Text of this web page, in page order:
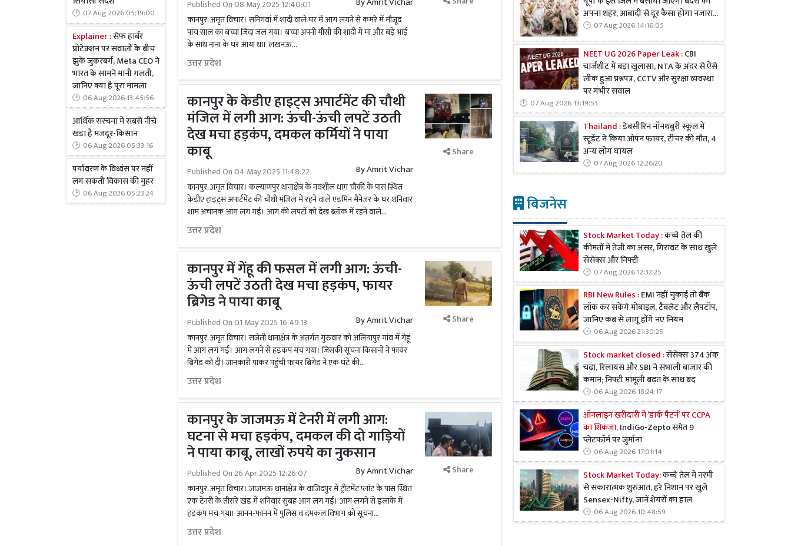
07 Aug 2026 05:19:00
Explainer :सेफ हार्बर
प्रोटेक्शन पर सवालों के बीच
झुके जुकरबर्ग, Meta CEO ने
भारत के सामने मानी गलती,
जानिए क्या है पूरा मामला
06 Aug 2026 13:45:56
आर्थिक संरचना में सबसे नीचे
खड़ा है मजदूर-किसान
06 Aug 2026 05:33:16
पर्यावरण के विध्वंस पर नहीं
लग सकती विकास की मुहर
06 Aug 2026 05:23:24
Published On08 May 2025 12:40:01
कानपुर, अमृत विचार। सनिगवां में शादी वाले घर में आग लगने से कमरे में मौजूद
पांच साल का बच्चा जिंदा जल गया। बच्चा अपनी मौसी की शादी में मां और बड़े भाई
के साथ नाना के घर आया था। लखनऊ...
उत्तर प्रदेश
कानपुर के केडीए हाइट्स अपार्टमेंट की चौथी
मंजिल में लगी आग: ऊंची-ऊंची लपटें उठती
देख मचा हड़कंप, दमकल कर्मियों ने पाया
काबू
Published On04 May 2025 11:48:22 ByAmrit Vichar
कानपुर, अमृत विचार। कल्याणपुर थानाक्षेत्र के नवशील धाम चौकी के पास स्थित
केडीए हाइट्स अपार्टमेंट की चौथी मंजिल में रहने वाले एडमिन मैनेजर के घर शनिवार
शाम अचानक आग लग गई। आग की लपटों को देख ब्लॉक में रहने वाले...
उत्तर प्रदेश
Share
कानपुर में गेंहू की फसल में लगी आग: ऊंची-
ऊंची लपटें उठती देख मचा हड़कंप, फायर
ब्रिगेड ने पाया काबू
Published On01 May 2025 16:49:13 ByAmrit Vichar
कानपुर, अमृत विचार। सजेती थानाक्षेत्र के अंतर्गत गुरुवार को अलियापुर गांव में गेहूं
में आग लग गई। आग लगने से हड़कंप मच गया। जिसकी सूचना किसानों ने फायर
ब्रिगेड को दी। जानकारी पाकर पहुंची फायर ब्रिगेड ने एक घंटे की...
उत्तर प्रदेश
Share
कानपुर के जाजमऊ में टेनरी में लगी आग:
घटना से मचा हड़कंप, दमकल की दो गाड़ियों
ने पाया काबू, लाखों रुपये का नुकसान
Published On 26 Apr 2025 12:26:07 ByAmrit Vichar
कानपुर, अमृत विचार। जाजमऊ थानाक्षेत्र के वाजिदपुर में ट्रीटमेंट प्लांट के पास स्थित
एक टेनरी के तीसरे खंड में शनिवार सुबह आग लग गई। आग लगने से इलाके में
हड़कंप मच गया। आनन-फानन में पुलिस व दमकल विभाग को सूचना...
उत्तर प्रदेश
Share
अपना शहर, आबादी से दूर कैसा होगा नजारा...
07 Aug 2026 14:16:05
NEET UG 2026 Paper Leak :CBI
चार्जशीट में बड़ा खुलासा, NTA के अंदर से ऐसे
लीक हुआ प्रश्नपत्र, CCTV और सुरक्षा व्यवस्था
पर गंभीर सवाल
07 Aug 2026 13:19:53
Thailand :डेबसीरिन नॉनथबुरी स्कूल में
स्टूडेंट ने किया ओपन फायर, टीचर की मौत, 4
अन्य लोग घायल
07 Aug 2026 12:26:20
बिजनेस
Stock Market Today :कच्चे तेल की
कीमतों में तेजी का असर, गिरावट के साथ खुले
सेंसेक्स और निफ्टी
07 Aug 2026 12:32:25
RBI New Rules :EMI नहीं चुकाई तो बैंक
लॉक कर सकेंगे मोबाइल, टैबलेट और लैपटॉप,
जानिए कब से लागू होंगे नए नियम
06 Aug 2026 21:30:25
Stock market closed :सेंसेक्स 374 अंक
चढ़ा, रिलायंस और SBI ने संभाली बाजार की
कमान; निफ्टी मामूली बढ़त के साथ बंद
06 Aug 2026 18:24:17
ऑनलाइन खरीदारी में ‘डार्क पैटर्न’ पर CCPA
का शिकंजा,IndiGo-Zepto समेत 9
प्लेटफॉर्म पर जुर्माना
06 Aug 2026 17:01:14
Stock Market Today:कच्चे तेल में नरमी
से सकारात्मक शुरुआत, हरे निशान पर खुले
Sensex-Nifty, जानें शेयरों का हाल
06 Aug 2026 10:48:59